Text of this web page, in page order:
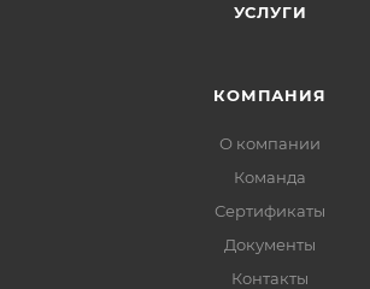
УСЛУГИ
КОМПАНИЯ
О компании
Команда
Сертификаты
Документы
Контакты